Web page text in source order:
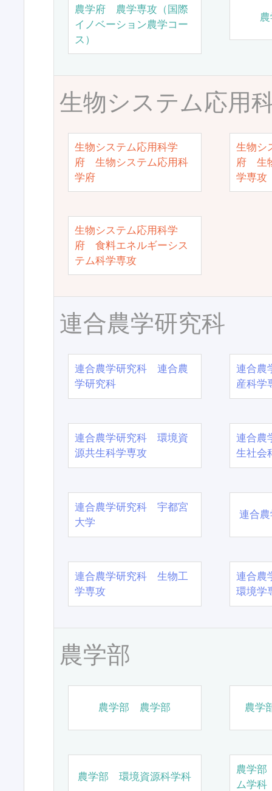
農学府 農学専攻（国際
イノベーション農学コー
ス）
生物システム応用
生物システム応用科学
府 生物システム応用科
学府
生物シ
府 生
学専攻
生物システム応用科学
府 食料エネルギーシス
テム科学専攻
連合農学研究科
連合農学研究科 連合農
学研究科
連合農
産科学
連合農学研究科 環境資
源共生科学専攻
連合農
生社会
連合農学研究科 宇都宮
大学
連合
連合農学研究科 生物工
学専攻
連合農
環境学
農学部
農学部 農学部 農学
農学部 環境資源科学科
農学
ム学科